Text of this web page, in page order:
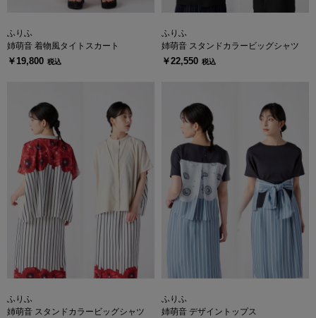
ふりふ
姉萌音 着物風タイトスカート
￥19,800 税込
ふりふ
姉萌音 スタンドカラービッグシャツ
￥22,550 税込
ふりふ
姉萌音 スタンドカラービッグシャツ
ふりふ
姉萌音 デザイントップス